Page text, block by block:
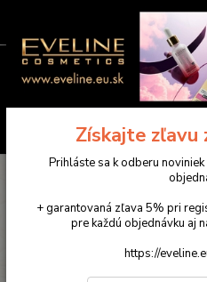
Eveline pleťová kozmetika
Kolagénová
CRYSTAL
Získajte zľavu
Prihláste sa k odberu
+ garantovaná zľava 5% pri
pre každú objednávku aj
https://